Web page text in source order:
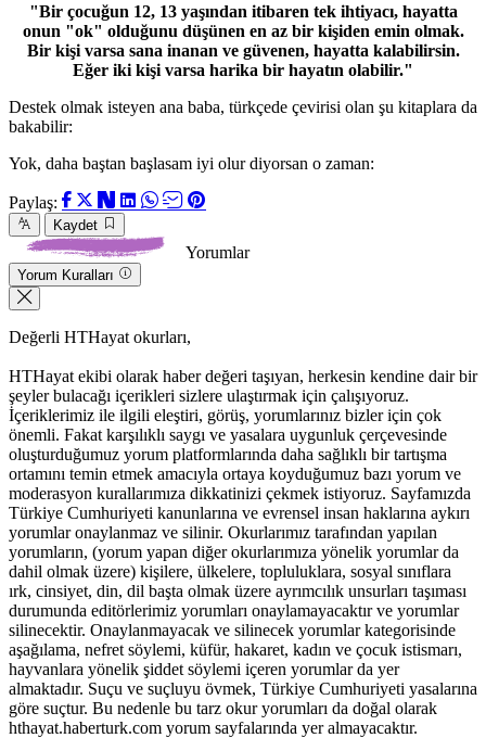
"Bir çocuğun 12, 13 yaşından itibaren tek ihtiyacı, hayatta
onun "ok" olduğunu düşünen en az bir kişiden emin olmak.
Bir kişi varsa sana inanan ve güvenen, hayatta kalabilirsin.
Eğer iki kişi varsa harika bir hayatın olabilir."
Destek olmak isteyen ana baba, türkçede çevirisi olan şu kitaplara da
bakabilir:
Yok, daha baştan başlasam iyi olur diyorsan o zaman:
Paylaş:
Kaydet
Yorumlar
Yorum Kuralları
Değerli HTHayat okurları,
HTHayat ekibi olarak haber değeri taşıyan, herkesin kendine dair bir
şeyler bulacağı içerikleri sizlere ulaştırmak için çalışıyoruz.
İçeriklerimiz ile ilgili eleştiri, görüş, yorumlarınız bizler için çok
önemli. Fakat karşılıklı saygı ve yasalara uygunluk çerçevesinde
oluşturduğumuz yorum platformlarında daha sağlıklı bir tartışma
ortamını temin etmek amacıyla ortaya koyduğumuz bazı yorum ve
moderasyon kurallarımıza dikkatinizi çekmek istiyoruz. Sayfamızda
Türkiye Cumhuriyeti kanunlarına ve evrensel insan haklarına aykırı
yorumlar onaylanmaz ve silinir. Okurlarımız tarafından yapılan
yorumların, (yorum yapan diğer okurlarımıza yönelik yorumlar da
dahil olmak üzere) kişilere, ülkelere, topluluklara, sosyal sınıflara
ırk, cinsiyet, din, dil başta olmak üzere ayrımcılık unsurları taşıması
durumunda editörlerimiz yorumları onaylamayacaktır ve yorumlar
silinecektir. Onaylanmayacak ve silinecek yorumlar kategorisinde
aşağılama, nefret söylemi, küfür, hakaret, kadın ve çocuk istismarı,
hayvanlara yönelik şiddet söylemi içeren yorumlar da yer
almaktadır. Suçu ve suçluyu övmek, Türkiye Cumhuriyeti yasalarına
göre suçtur. Bu nedenle bu tarz okur yorumları da doğal olarak
hthayat.haberturk.com yorum sayfalarında yer almayacaktır.